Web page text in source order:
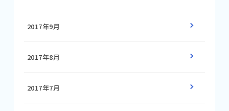
2017年9月
2017年8月
2017年7月